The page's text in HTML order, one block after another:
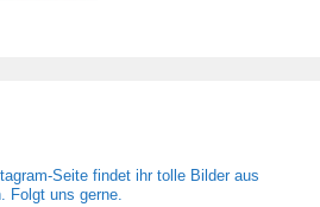
Seite findet ihr tolle Bilder aus
Folgt uns gerne.